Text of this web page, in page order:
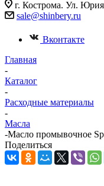
г. Кострома. Ул.
sale@shinbery.ru
Вконтакте
Главная
-
Каталог
-
Расходные материалы
-
Масла
-Масло промывочное
Поделиться